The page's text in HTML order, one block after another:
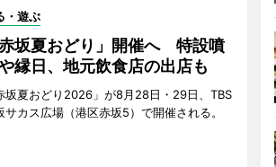
・遊ぶ
赤坂夏おどり」開催へ 特設噴
縁日、地元飲食店の出店も
坂夏おどり2026」が8月28日・29日、TBS
サカス広場（港区赤坂5）で開催される。